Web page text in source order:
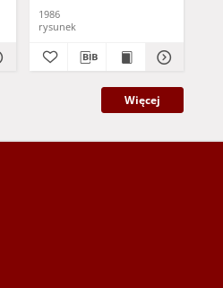
1986
rysunek
Więcej